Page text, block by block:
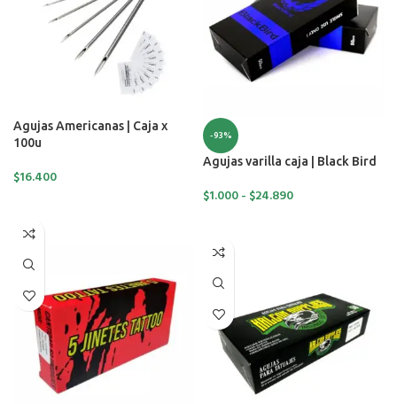
Agujas Americanas | Caja x
100u
$16.400
-93%
Agujas varilla caja | Black Bird
$1.000- $24.890